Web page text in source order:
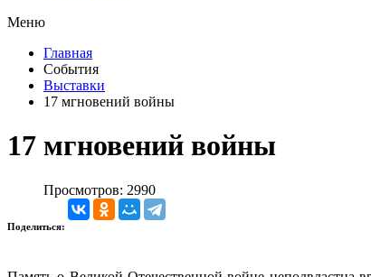
Меню
Главная
События
Выставки
17 мгновений войны
17 мгновений войны
Просмотров: 2990
Поделиться: